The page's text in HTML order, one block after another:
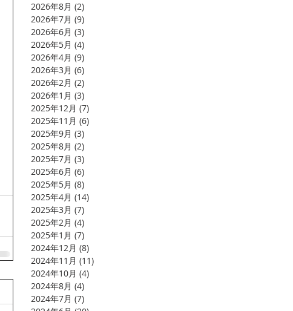
2026年8月 (2)
2026年7月 (9)
2026年6月 (3)
2026年5月 (4)
2026年4月 (9)
2026年3月 (6)
2026年2月 (2)
2026年1月 (3)
2025年12月 (7)
2025年11月 (6)
2025年9月 (3)
2025年8月 (2)
2025年7月 (3)
2025年6月 (6)
2025年5月 (8)
2025年4月 (14)
2025年3月 (7)
2025年2月 (4)
2025年1月 (7)
2024年12月 (8)
2024年11月 (11)
2024年10月 (4)
2024年8月 (4)
2024年7月 (7)